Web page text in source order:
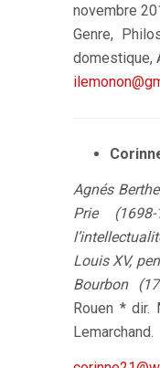
novembre
Genre,
domestique,
Agnés
Prie
Louis XV,
Bourbon
Rouen * dir.
Lemarchand.